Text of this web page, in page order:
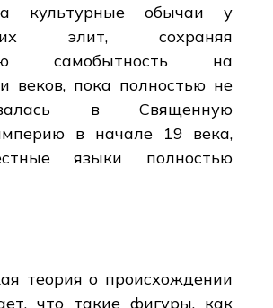
культурные обычаи у
элит, сохраняя
самобытность на
веков, пока полностью не
в Священную
в начале 19 века,
языки полностью
теория о происхождении
что такие фигуры, как